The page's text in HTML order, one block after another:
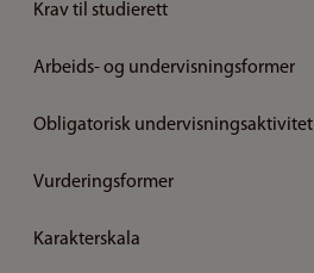
Krav til studierett
Arbeids- og undervisningsformer
Obligatorisk undervisningsaktivitet
Vurderingsformer
Karakterskala